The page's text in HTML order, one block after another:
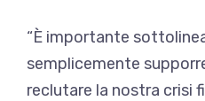
“È importante
semplicemente
reclutare la nostra crisi